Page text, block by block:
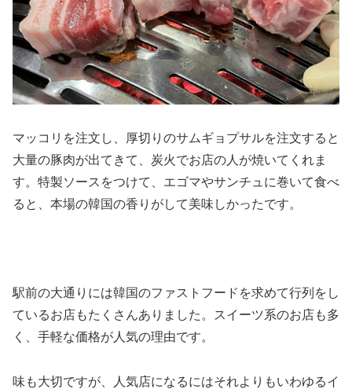
マッコリを注文し、厚切りのサムギョプサルを注文すると
大量の豚肉が出てきて、炭火でお店の人が焼いてくれま
す。特製ソースをつけて、エゴマやサンチュに巻いて食べ
ると、本場の韓国の香りがして美味しかったです。
駅前の大通りには韓国のファストフードを求めて行列をし
ているお店もたくさんありました。スイーツ系のお店も多
く、手軽な価格が人気の理由です。
味も大切ですが、人気店になるにはそれよりもいわゆるイ